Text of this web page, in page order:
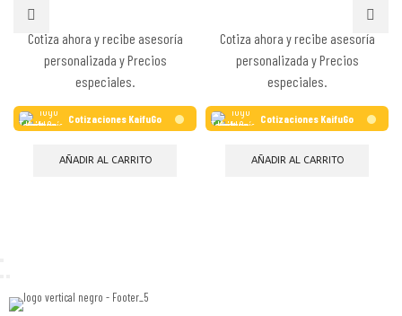
Cotiza ahora y recibe asesoría
personalizada y Precios
especiales.
Cotizaciones KaifuGo
AÑADIR AL CARRITO
Cotiza ahora y recibe asesoría
personalizada y Precios
especiales.
Cotizaciones KaifuGo
AÑADIR AL CARRITO